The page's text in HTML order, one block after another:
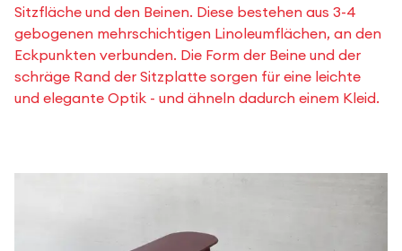
Sitzfläche und den Beinen. Diese bestehen aus 3-4
gebogenen mehrschichtigen Linoleumflächen, an den
Eckpunkten verbunden. Die Form der Beine und der
schräge Rand der Sitzplatte sorgen für eine leichte
und elegante Optik - und ähneln dadurch einem Kleid.